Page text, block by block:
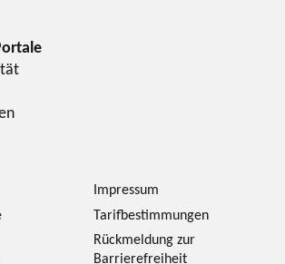
Impressum
Tarifbestimmungen
Rückmeldung zur
Barrierefreiheit